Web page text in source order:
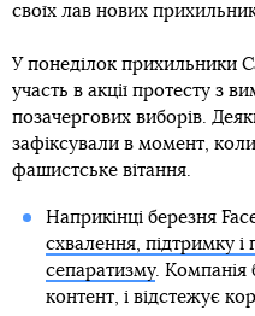
своїх лав нових
У понеділок прихильники
участь в акції протесту з
позачергових виборів.
зафіксували в момент,
фашистське вітання.
Наприкінці березня
схвалення, підтримку і
сепаратизму. Компанія
контент, і відстежує